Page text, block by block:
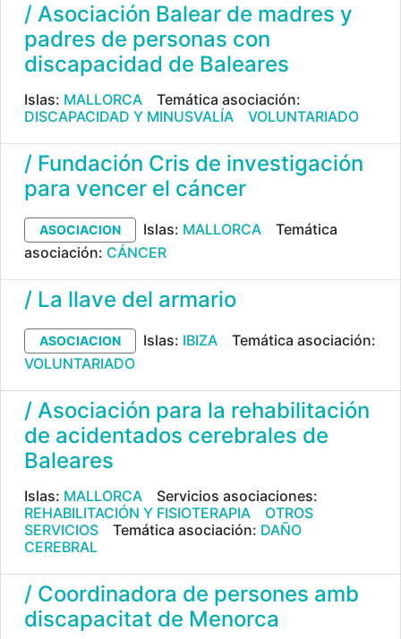
/ Asociación Balear de madres y
padres de personas con
discapacidad de Baleares
Islas: MALLORCA
Temática asociación:
DISCAPACIDAD Y MINUSVALÍA
VOLUNTARIADO
/ Fundación Cris de investigación
para vencer el cáncer
ASOCIACION Islas: MALLORCA
Temática
asociación: CÁNCER
/ La llave del armario
ASOCIACION Islas: IBIZA
Temática asociación:
VOLUNTARIADO
/ Asociación para la rehabilitación
de acidentados cerebrales de
Baleares
Islas: MALLORCA
Servicios asociaciones:
REHABILITACIÓN Y FISIOTERAPIA
OTROS
SERVICIOS
Temática asociación: DAÑO
CEREBRAL
/ Coordinadora de persones amb
discapacitat de Menorca